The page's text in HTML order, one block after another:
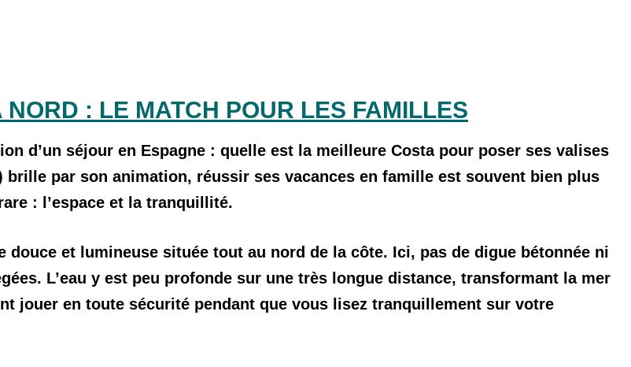
: LE MATCH POUR LES FAMILLES
d’un séjour en Espagne : quelle est la meilleure Costa pour poser ses valises
par son animation, réussir ses vacances en famille est souvent bien plus
: l’espace et la tranquillité.
douce et lumineuse située tout au nord de la côte. Ici, pas de digue bétonnée ni
L’eau y est peu profonde sur une très longue distance, transformant la mer
jouer en toute sécurité pendant que vous lisez tranquillement sur votre